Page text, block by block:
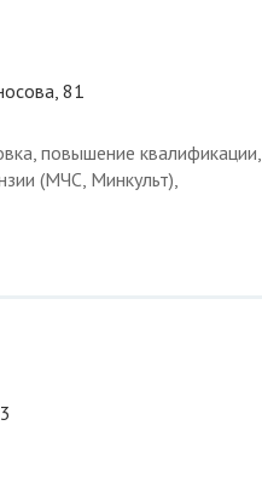
81
повышение квалификации,
(МЧС, Минкульт),